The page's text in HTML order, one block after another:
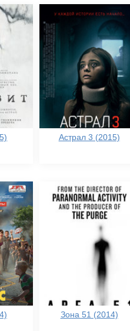
Астрал 3 (2015)
Зона 51 (2014)